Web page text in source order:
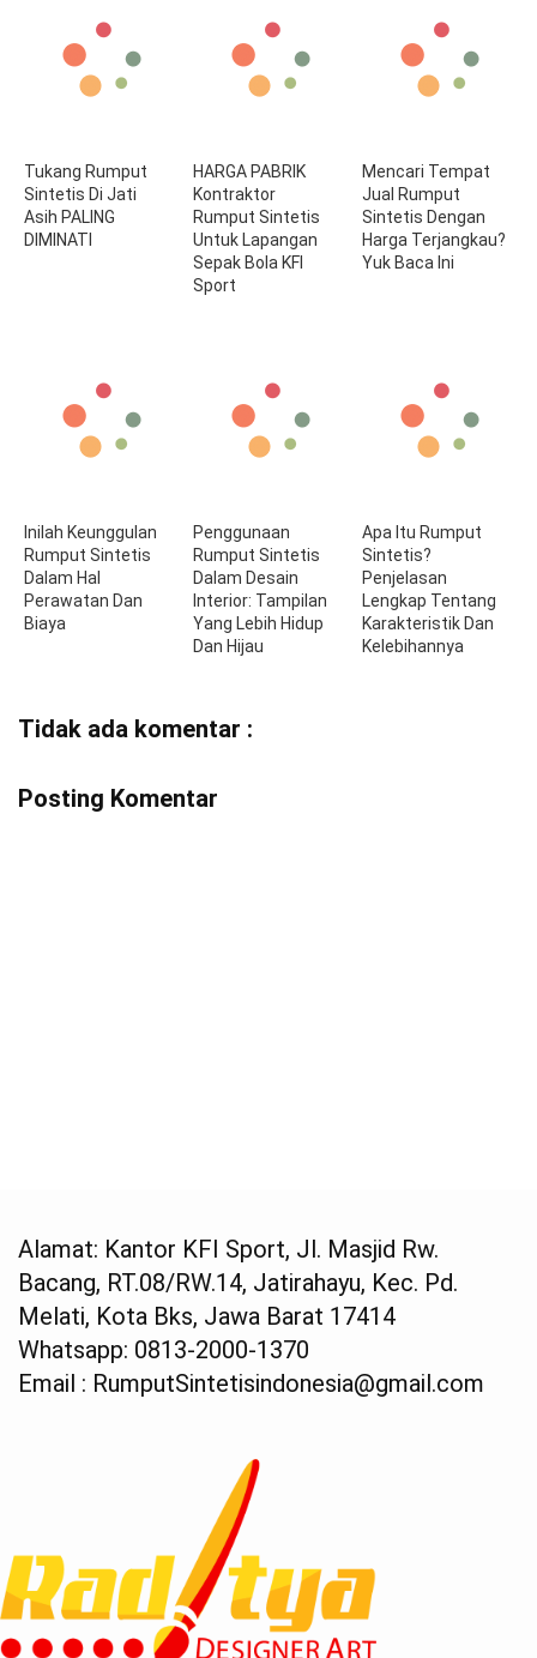
Tukang Rumput
Sintetis Di Jati
Asih PALING
DIMINATI
HARGA PABRIK
Kontraktor
Rumput Sintetis
Untuk Lapangan
Sepak Bola KFI
Sport
Mencari Tempat
Jual Rumput
Sintetis Dengan
Harga Terjangkau?
Yuk Baca Ini
Inilah Keunggulan
Rumput Sintetis
Dalam Hal
Perawatan Dan
Biaya
Penggunaan
Rumput Sintetis
Dalam Desain
Interior: Tampilan
Yang Lebih Hidup
Dan Hijau
Apa Itu Rumput
Sintetis?
Penjelasan
Lengkap Tentang
Karakteristik Dan
Kelebihannya
Tidak ada komentar :
Posting Komentar
Alamat: Kantor KFI Sport, Jl. Masjid Rw.
Bacang, RT.08/RW.14, Jatirahayu, Kec. Pd.
Melati, Kota Bks, Jawa Barat 17414
Whatsapp: 0813-2000-1370
Email : RumputSintetisindonesia@gmail.com